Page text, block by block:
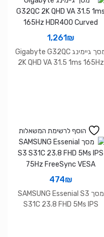
1,261₪
מסך גיימינג Gigabyte G32QC
2K QHD VA 31.5 1ms 165Hz
הוסף לרשימת המשאלות
474₪
מסך SAMSUNG Essenial S3
S31C 23.8 FHD 5Ms IPS